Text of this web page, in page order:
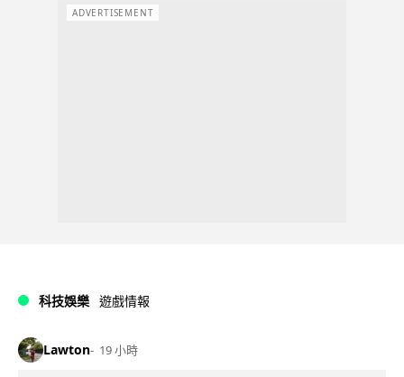
ADVERTISEMENT
科技娛樂 遊戲情報
Lawton 19 小時